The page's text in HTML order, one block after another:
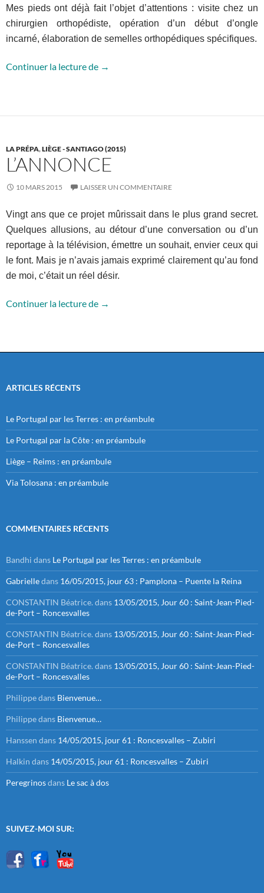
Mes pieds ont déjà fait l’objet d’attentions : visite chez un
chirurgien orthopédiste, opération d’un début d’ongle
incarné, élaboration de semelles orthopédiques spécifiques.
Continuer la lecture de Le physique
→
LA PRÉPA,LIÈGE - SANTIAGO (2015)
L’ANNONCE
10 MARS 2015 LAISSER UN COMMENTAIRE
Vingt ans que ce projet mûrissait dans le plus grand secret.
Quelques allusions, au détour d’une conversation ou d’un
reportage à la télévision, émettre un souhait, envier ceux qui
le font. Mais je n’avais jamais exprimé clairement qu’au fond
de moi, c’était un réel désir.
Continuer la lecture de L’annonce
→
ARTICLES RÉCENTS
Le Portugal par les Terres : en préambule
Le Portugal par la Côte : en préambule
Liège – Reims : en préambule
Via Tolosana : en préambule
COMMENTAIRES RÉCENTS
Bandhi dans Le Portugal par les Terres : en préambule
Gabrielledans 16/05/2015, jour 63 : Pamplona – Puente la Reina
CONSTANTIN Béatrice. dans 13/05/2015, Jour 60 : Saint-Jean-Pied-
de-Port – Roncesvalles
CONSTANTIN Béatrice. dans 13/05/2015, Jour 60 : Saint-Jean-Pied-
de-Port – Roncesvalles
CONSTANTIN Béatrice. dans 13/05/2015, Jour 60 : Saint-Jean-Pied-
de-Port – Roncesvalles
Philippedans Bienvenue…
Philippedans Bienvenue…
Hanssen dans 14/05/2015, jour 61 : Roncesvalles – Zubiri
Halkin dans 14/05/2015, jour 61 : Roncesvalles – Zubiri
Peregrinosdans Le sac à dos
SUIVEZ-MOI SUR: